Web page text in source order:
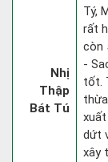
Nhị
Thập
Bát Tú
Tý,
rất
còn
-
tốt.
dứt
xây